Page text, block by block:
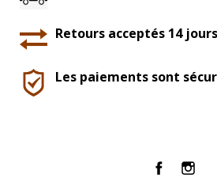
Retours acceptés 14
Les paiements sont
Facebook